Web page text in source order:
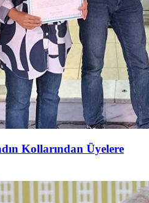
Kollarından Üyelere